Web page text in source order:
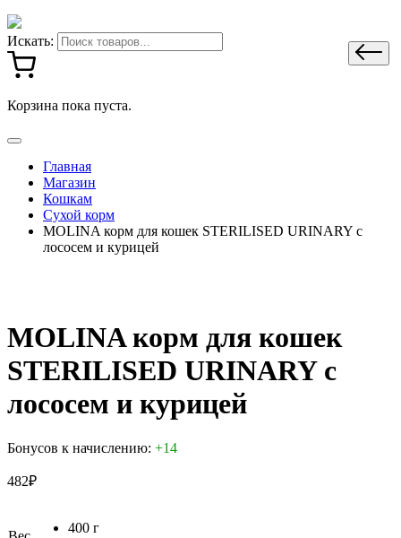
Искать:
Корзина пока пуста.
Главная
Магазин
Кошкам
Сухой корм
MOLINA корм для кошек STERILISED URINARY с
лососем и курицей
MOLINA корм для кошек
STERILISED URINARY с
лососем и курицей
Бонусов к начислению: +14
482₽
400 г